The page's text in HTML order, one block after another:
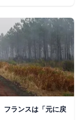
フランスは「元に戻